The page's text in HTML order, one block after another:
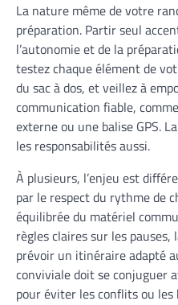
La nature même de votre
préparation. Partir seul
l’autonomie et de la
testez chaque élément de
du sac à dos, et veillez à
communication fiable,
externe ou une balise GPS.
les responsabilités aussi.
À plusieurs, l’enjeu est
par le respect du rythme de
équilibrée du matériel
règles claires sur les
prévoir un itinéraire adapté
conviviale doit se conjuguer
pour éviter les conflits ou